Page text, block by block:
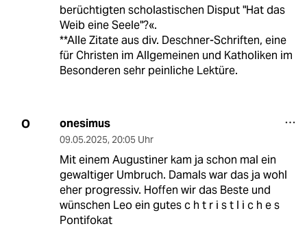
berüchtigten scholastischen Disput "Hat das
Weib eine Seele"?«.
**Alle Zitate aus div. Deschner-Schriften, eine
für Christen im Allgemeinen und Katholiken im
Besonderen sehr peinliche Lektüre.
O onesimus
09.05.2025, 20:05 Uhr
Mit einem Augustiner kam ja schon mal ein
gewaltiger Umbruch. Damals war das ja wohl
eher progressiv. Hoffen wir das Beste und
wünschen Leo ein gutes c h t r i s t l i c h e s
Pontifokat